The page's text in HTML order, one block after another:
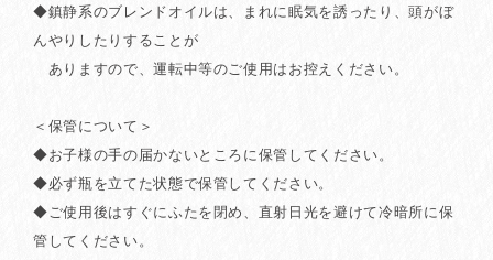
◆鎮静系のブレンドオイルは、まれに眠気を誘ったり、頭がぼ
んやりしたりすることが
ありますので、運転中等のご使用はお控えください。
＜保管について＞
◆お子様の手の届かないところに保管してください。
◆必ず瓶を立てた状態で保管してください。
◆ご使用後はすぐにふたを閉め、直射日光を避けて冷暗所に保
管してください。